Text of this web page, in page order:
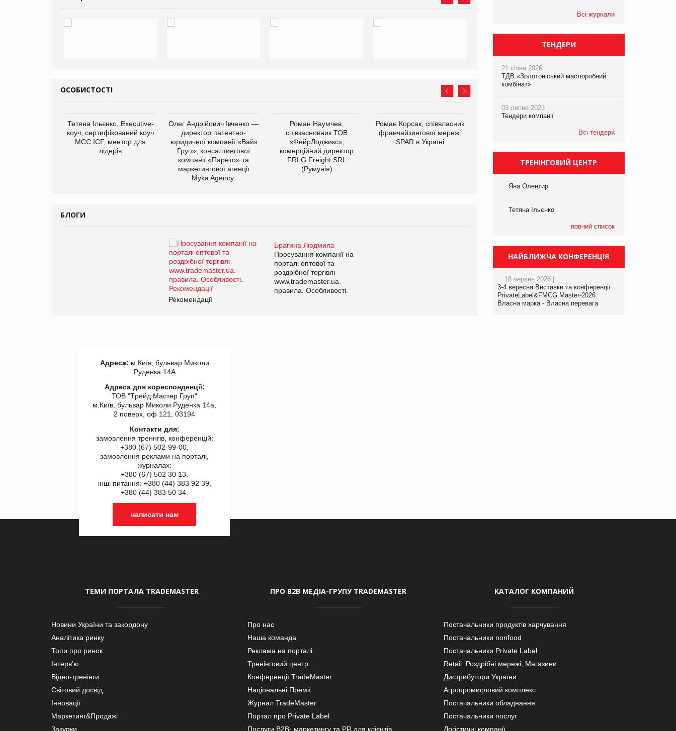
ОСОБИСТОСТІ
Тетяна Ільєнко, Executive-
коуч, сертифікований коуч
МСС ICF, ментор для
лідерів
Олег Андрійович Івченко —
директор патентно-
юридичної компанії «Вайз
Груп», консалтингової
компанії «Парето» та
маркетингової агенції
Myka Agency.
Роман Наумчев,
співзасновник ТОВ
«ФейрЛоджикс»,
комерційний директор
FRLG Freight SRL
(Румунія)
Роман Корсак, співвласник
франчайзингової мережі
SPAR в Україні
виробництва
компанії «УкраМарин»
БЛОГИ
Брагина Людмила
Просування компанії на
порталі оптової та
роздрібної торгівлі
www.trademaster.ua.
правила. Особливості.
Рекомендації
Брагина Людмила
Просування компанії на
www.trademaster.ua.
правила. Особливості.
Всі журнали
ТЕНДЕРИ
21 січня 2026
ТДВ «Золотоніський маслоробний
комбінат»
03 липня 2023
Тендери компанії
Всі тендери
ТРЕНІНГОВИЙ ЦЕНТР
Яна Олентир
Тетяна Ільєнко
повний список
НАЙБЛИЖЧА КОНФЕРЕНЦІЯ
18 червня 2026 |
3-4 вересня Виставки та конференції
PrivateLabel&FMCG Master-2026:
Власна марка - Власна перевага
Адреса: м.Київ, бульвар Миколи
Руденка 14А
Адреса для кореспонденції:
ТОВ "Tрейд Мастер Груп"
м.Київ, бульвар Миколи Руденка 14а,
2 поверх, оф 121, 03194
Контакти для:
замовлення треннгів, конференцій:
+380 (67) 502-99-00,
замовлення реклами на порталі,
журналах:
+380 (67) 502 30 13,
інші питання: +380 (44) 383 92 39,
+380 (44) 383 50 34.
написати нам
ТЕМИ ПОРТАЛА TRADEMASTER
Новини України та закордону
Аналітика ринку
Топи про ринок
Інтерв’ю
Відео-тренінги
Світовий досвід
Інновації
Маркетинг&Продажі
Закупки
ПРО В2В МЕДІА-ГРУПУ TRADEMASTER
Про нас
Наша команда
Реклама на порталі
Тренінговий центр
Конференції TradeMaster
Національні Премії
Журнал TradeMaster
Портал про Private Label
Послуги В2В- маркетингу та PR для клієнтів
КАТАЛОГ КОМПАНИЙ
Постачальники продуктів харчування
Постачальники nonfood
Постачальники Private Label
Retail. Роздрібні мережі, Магазини
Дистрибутори України
Агропромисловий комплекс
Постачальники обладнання
Постачальники послуг
Логістичні компанії